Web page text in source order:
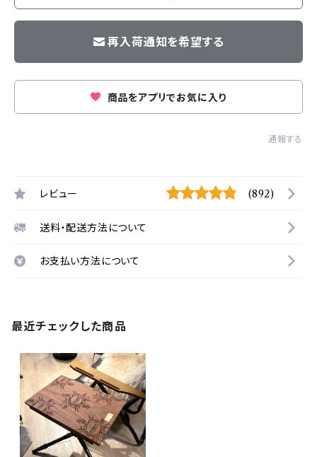
再入荷通知を希望する
商品をアプリでお気に入り
通報する
レビュー (892)
送料・配送方法について
お支払い方法について
最近チェックした商品